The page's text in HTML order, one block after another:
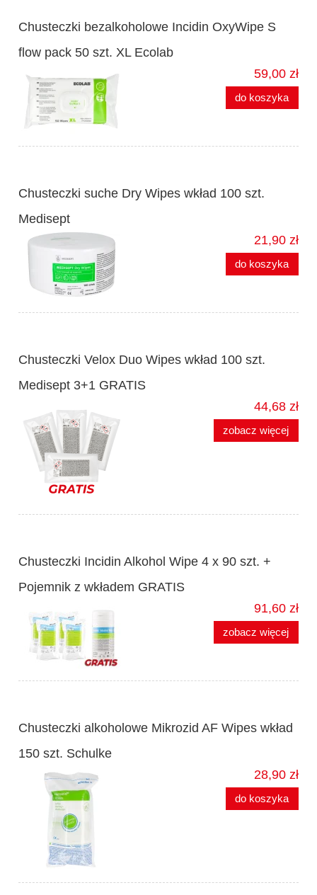
Chusteczki bezalkoholowe Incidin OxyWipe S
flow pack 50 szt. XL Ecolab
59,00 zł
do koszyka
Chusteczki suche Dry Wipes wkład 100 szt.
Medisept
21,90 zł
do koszyka
Chusteczki Velox Duo Wipes wkład 100 szt.
Medisept 3+1 GRATIS
44,68 zł
zobacz więcej
Chusteczki Incidin Alkohol Wipe 4 x 90 szt. +
Pojemnik z wkładem GRATIS
91,60 zł
zobacz więcej
Chusteczki alkoholowe Mikrozid AF Wipes wkład
150 szt. Schulke
28,90 zł
do koszyka